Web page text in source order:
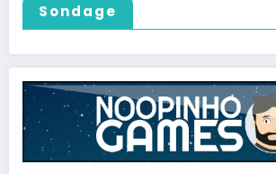
Sondage